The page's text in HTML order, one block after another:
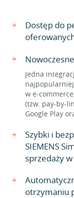
Dostęp do
Jedna
w e-
(tzw. pay-by-
Google Play
Szybki i
SIEMENS
sprzedaży
otrzymaniu